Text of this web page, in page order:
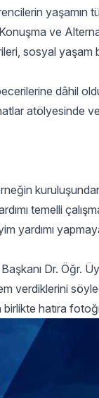
ve
sosyal yaşam
dâhil
atölyesinde
temelli
yardımı
Dr. Öğr.
verdiklerini
hatıra